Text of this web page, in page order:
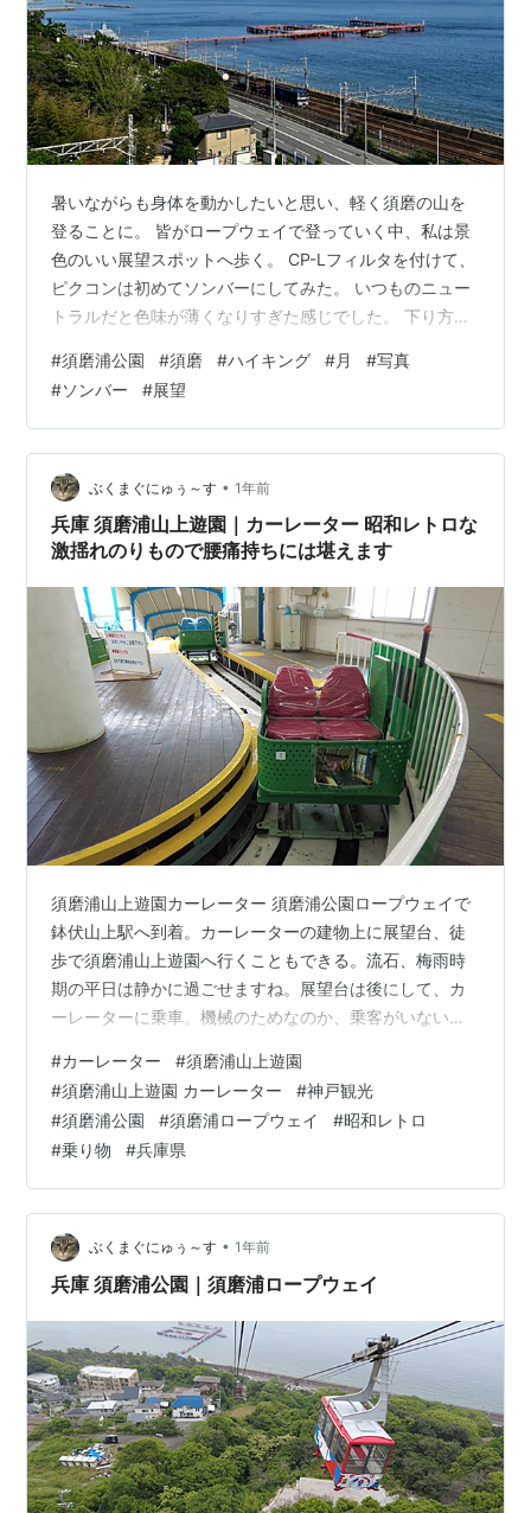
暑いながらも身体を動かしたいと思い、軽く須磨の山を
登ることに。 皆がロープウェイで登っていく中、私は景
色のいい展望スポットへ歩く。 CP-Lフィルタを付けて、
ピクコンは初めてソンバーにしてみた。 いつものニュー
トラルだと色味が薄くなりすぎた感じでした。 下り方面
て、汗をかかないように休み休み登っても２０分もかか
らずに展望台へ到着。 それでも結局汗だくになってしま
いました。 東を向けば須磨海岸。西を向けば明石海峡大
橋。相変わらず最高の眺望。 三枚目は露出が適正だった
のか、CP-L＋ソンバーの効果発揮？ いい感じの色味が出
ました。といってもほぼ見…
#須磨浦公園 #須磨 #ハイキング #月 #写真
#ソンバー #展望
ぶくまぐにゅぅ～す • 1年前
兵庫 須磨浦山上遊園｜カーレーター 昭和レトロな
激揺れのりもので腰痛持ちには堪えます
須磨浦山上遊園カーレーター 須磨浦公園ロープウェイで
鉢伏山上駅へ到着。カーレーターの建物上に展望台、徒
歩で須磨浦山上遊園へ行くこともできる。流石、梅雨時
期の平日は静かに過ごせますね。展望台は後にして、カ
ーレーターに乗車。機械のためなのか、乗客がいない時
感じました。 このカーレーターは滋賀県のびわこバレイ
にもあったそう。 須磨浦山上遊園カーレーター 乗車して
からベルトコンベアへの切り替わりで激揺れ。腰痛持ち
の私には「うわっ、ヤバい」で、気が抜けなくなりまし
た。コンベアに乗ってからは、乗り心地は悪くない。快
適にのぼっていきます。 須磨浦山上遊園カー…
#カーレーター #須磨浦山上遊園
#須磨浦山上遊園 カーレーター #神戸観光
#須磨浦公園 #須磨浦ロープウェイ #昭和レトロ
#乗り物 #兵庫県
ぶくまぐにゅぅ～す • 1年前
兵庫 須磨浦公園｜須磨浦ロープウェイ